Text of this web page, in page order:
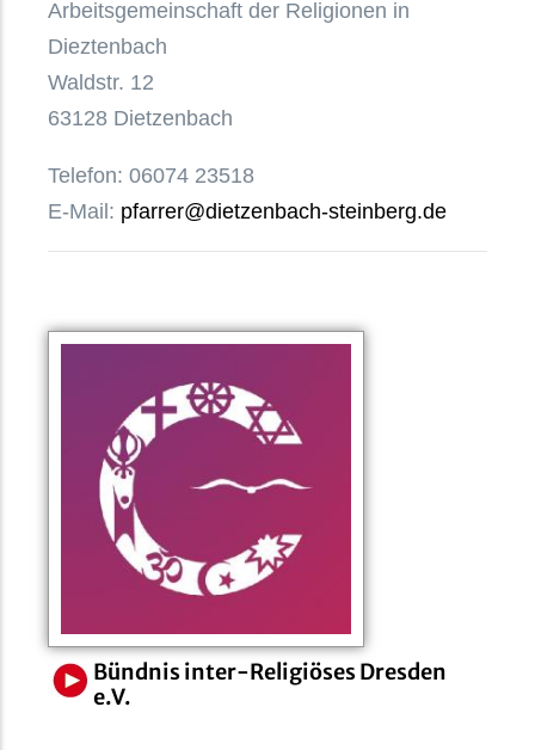
Arbeitsgemeinschaft der Religionen in
Dieztenbach
Waldstr. 12
63128 Dietzenbach
Telefon: 06074 23518
E-Mail: pfarrer@dietzenbach-steinberg.de
Bündnis inter-Religiöses Dresden
e.V.